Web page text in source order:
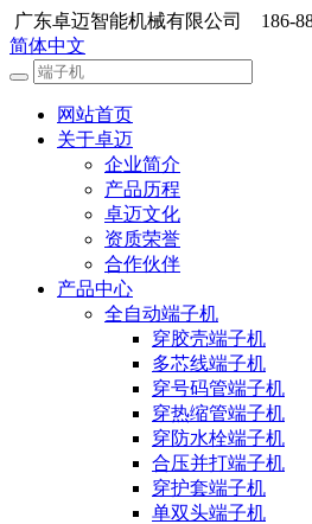
广东卓迈智能机械有限公司 186-
简体中文
网站首页
关于卓迈
企业简介
产品历程
卓迈文化
资质荣誉
合作伙伴
产品中心
全自动端子机
穿胶壳端子机
多芯线端子机
穿号码管端子机
穿热缩管端子机
穿防水栓端子机
合压并打端子机
穿护套端子机
单双头端子机